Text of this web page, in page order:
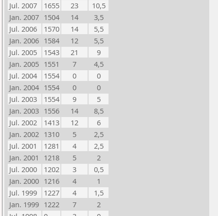
Jul. 2007
1655 23
10,5
Jan. 2007 1504 14
3,5
Jul. 2006
1570 14
5,5
Jan. 2006 1584 12
5,5
Jul. 2005
1543 21
9
Jan. 2005 1551 7
4,5
Jul. 2004
1554 0
0
Jan. 2004 1554 0
0
Jul. 2003
1554 9
5
Jan. 2003 1556 14
8,5
Jul. 2002
1413 12
6
Jan. 2002 1310 5
2,5
Jul. 2001
1281 4
2,5
Jan. 2001
1218 5
2
Jul. 2000
1202 3
0,5
Jan. 2000 1216 4
1
Jul. 1999
1227 4
1,5
Jan. 1999 1222 7
2